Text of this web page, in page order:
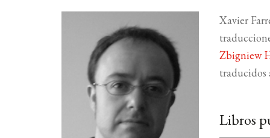
Xavier
Zbigniew
traducidos
Libros